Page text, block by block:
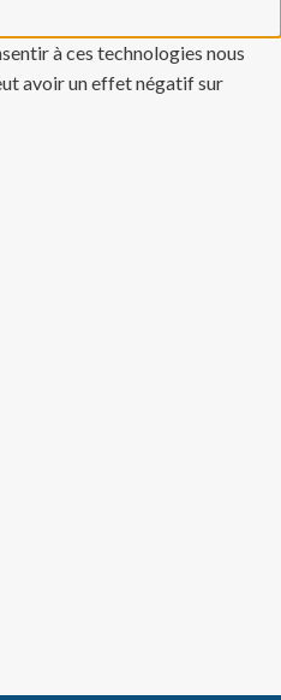
à ces technologies nous
avoir un effet négatif sur